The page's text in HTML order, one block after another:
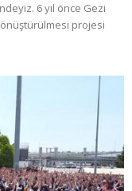
6 yıl önce Gezi
projesi